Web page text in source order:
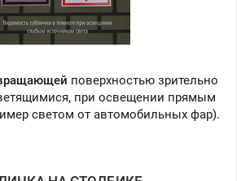
поверхностью зрительно
при освещении прямым
светом от автомобильных фар).